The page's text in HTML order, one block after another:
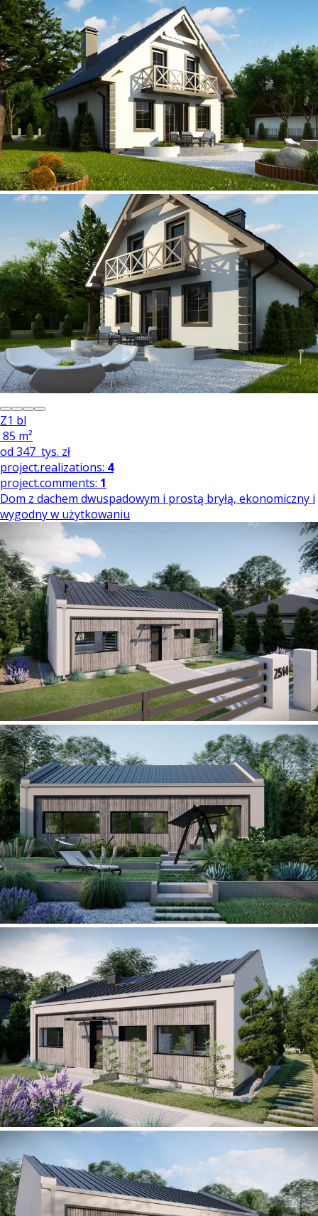
Z1 bl
85 m²
od 347 tys. zł
project.realizations: 4
project.comments: 1
Dom z dachem dwuspadowym i prostą bryłą, ekonomiczny i
wygodny w użytkowaniu